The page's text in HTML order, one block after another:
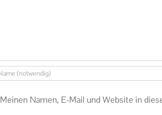
Meinen Namen, E-Mail und Website in